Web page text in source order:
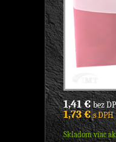
1,41 €bez
1,73 €s DPH
Skladom viac